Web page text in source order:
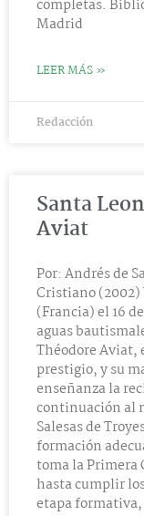
completas.
Madrid
LEER MÁS »
Redacción
Santa
Aviat
Por: Andrés de
Cristiano (2002)
(Francia) el 16
aguas
Théodore Aviat,
prestigio, y su
enseñanza la
continuación al
Salesas de
formación
toma la Primera
hasta cumplir
etapa